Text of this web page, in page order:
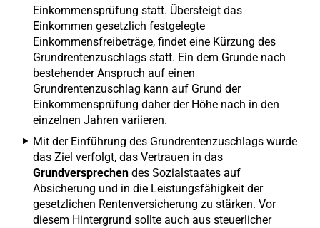
Einkommensprüfung statt. Übersteigt das
Einkommen gesetzlich festgelegte
Einkommensfreibeträge, findet eine Kürzung des
Grundrentenzuschlags statt. Ein dem Grunde nach
bestehender Anspruch auf einen
Grundrentenzuschlag kann auf Grund der
Einkommensprüfung daher der Höhe nach in den
einzelnen Jahren variieren.
Mit der Einführung des Grundrentenzuschlags wurde
das Ziel verfolgt, das Vertrauen in das
Grundversprechen des Sozialstaates auf
Absicherung und in die Leistungsfähigkeit der
gesetzlichen Rentenversicherung zu stärken. Vor
diesem Hintergrund sollte auch aus steuerlicher